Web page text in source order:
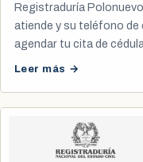
Registraduría
atiende y su teléfono
agendar tu cita de
Leer más →